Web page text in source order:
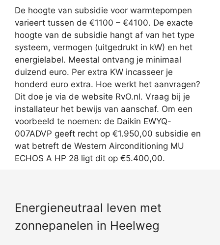
De hoogte van subsidie voor warmtepompen
varieert tussen de €1100 – €4100. De exacte
hoogte van de subsidie hangt af van het type
systeem, vermogen (uitgedrukt in kW) en het
energielabel. Meestal ontvang je minimaal
duizend euro. Per extra KW incasseer je
honderd euro extra. Hoe werkt het aanvragen?
Dit doe je via de website RvO.nl. Vraag bij je
installateur het bewijs van aanschaf. Om een
voorbeeld te noemen: de Daikin EWYQ-
007ADVP geeft recht op €1.950,00 subsidie en
wat betreft de Western Airconditioning MU
ECHOS A HP 28 ligt dit op €5.400,00.
Energieneutraal leven met
zonnepanelen in Heelweg